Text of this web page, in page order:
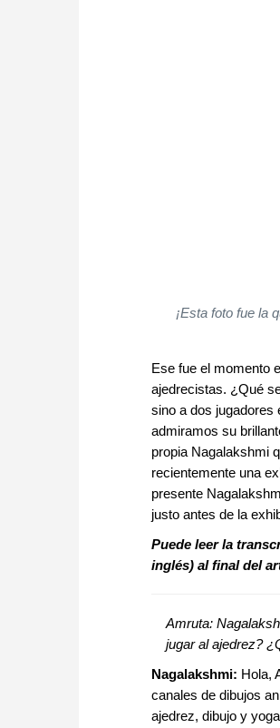
¡Esta foto fue la
Ese fue el momento
ajedrecistas. ¿Qué
sino a dos jugadores
admiramos su
propia Nagalakshmi
recientemente una
presente
justo antes de la
Puede leer la
inglés) al final del
Amruta:
jugar al ajedrez?
Nagalakshmi: Hola,
canales de dibujos
ajedrez, dibujo y